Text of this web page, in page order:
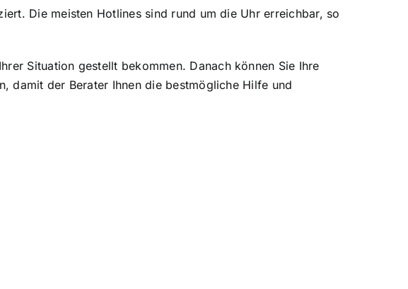
Die meisten Hotlines sind rund um die Uhr erreichbar, so
Situation gestellt bekommen. Danach können Sie Ihre
damit der Berater Ihnen die bestmögliche Hilfe und